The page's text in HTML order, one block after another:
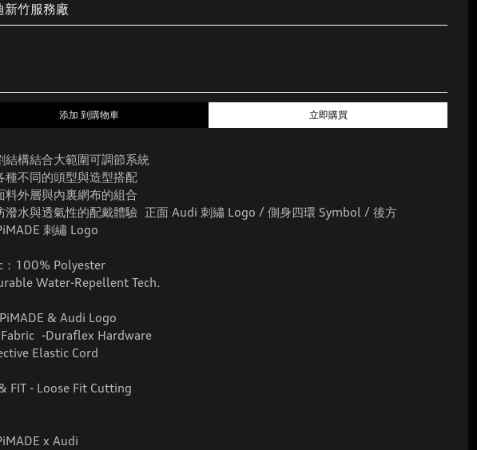
添加 到購物車 立即購買
結構結合大範圍可調節系統
種不同的頭型與造型搭配
料外層與內裏網布的組合
潑水與透氣性的配戴體驗 正面 Audi 刺繡 Logo / 側身四環 Symbol / 後方
刺繡 Logo
：100% Polyester
Water-Repellent Tech.
& Audi Logo
Fabric -Duraflex Hardware
Elastic Cord
FIT - Loose Fit Cutting
x Audi